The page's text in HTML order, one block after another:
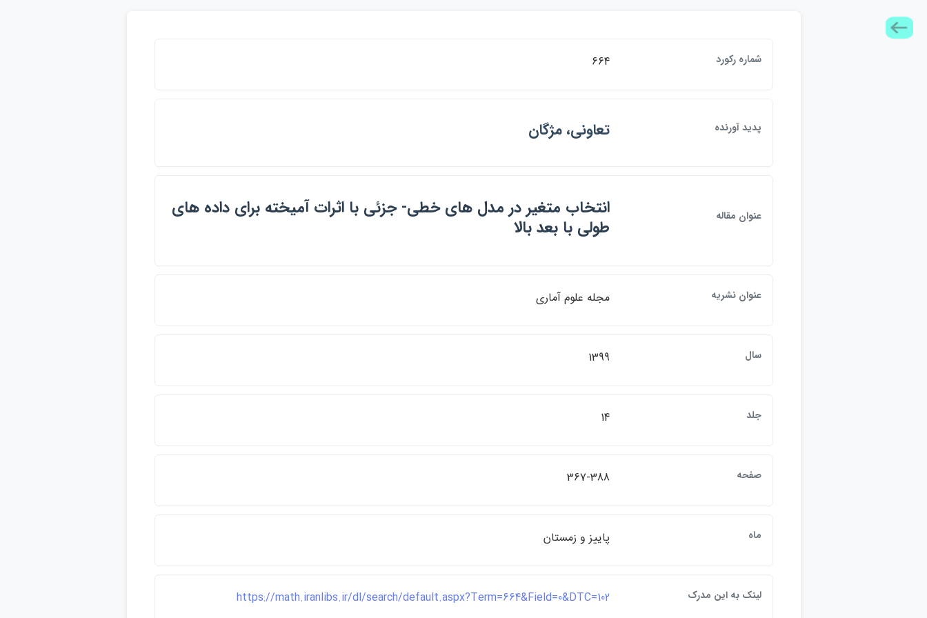
شماره ركورد 664
پديد آورنده تعاوني، مژگان
عنوان مقاله
انتخاب متغير در مدل هاي خطي- جزئي با اثرات آميخته براي داده هاي
طولي با بعد بالا
عنوان نشريه مجله علوم آماري
سال 1399
جلد 14
صفحه 367-388
ماه پاييز و زمستان
لينک به اين مدرک https://math.iranlibs.ir/dl/search/default.aspx?Term=664&Field=0&DTC=102